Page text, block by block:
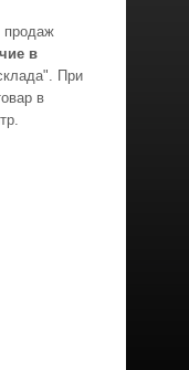
продаж
в
При
в